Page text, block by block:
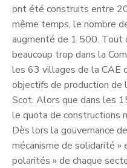
ont été construits entre
même temps, le nombre
augmenté de 1 500. Tout
beaucoup trop dans la
les 63 villages de la CAE
objectifs de production
Scot. Alors que dans les
le quota de constructions
Dès lors la gouvernance
mécanisme de solidarité
polarités » de chaque